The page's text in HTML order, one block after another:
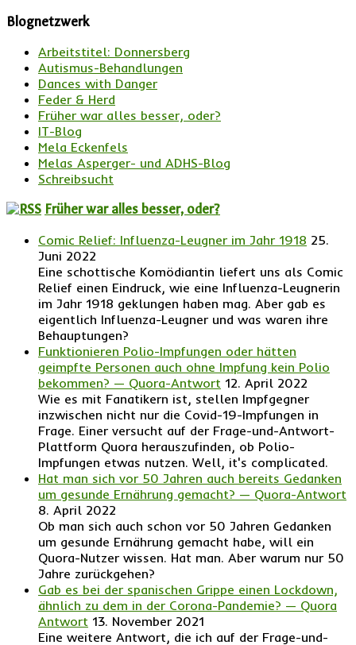
Blognetzwerk
Arbeitstitel: Donnersberg
Autismus-Behandlungen
Dances with Danger
Feder & Herd
Früher war alles besser, oder?
IT-Blog
Mela Eckenfels
Melas Asperger- und ADHS-Blog
Schreibsucht
Früher war alles besser, oder?
Comic Relief: Influenza-Leugner im Jahr 1918 25.
Juni 2022
Eine schottische Komödiantin liefert uns als Comic
Relief einen Eindruck, wie eine Influenza-Leugnerin
im Jahr 1918 geklungen haben mag. Aber gab es
eigentlich Influenza-Leugner und was waren ihre
Behauptungen?
Funktionieren Polio-Impfungen oder hätten
geimpfte Personen auch ohne Impfung kein Polio
bekommen? — Quora-Antwort 12. April 2022
Wie es mit Fanatikern ist, stellen Impfgegner
inzwischen nicht nur die Covid-19-Impfungen in
Frage. Einer versucht auf der Frage-und-Antwort-
Plattform Quora herauszufinden, ob Polio-
Impfungen etwas nutzen. Well, it's complicated.
Hat man sich vor 50 Jahren auch bereits Gedanken
um gesunde Ernährung gemacht? — Quora-Antwort
8. April 2022
Ob man sich auch schon vor 50 Jahren Gedanken
um gesunde Ernährung gemacht habe, will ein
Quora-Nutzer wissen. Hat man. Aber warum nur 50
Jahre zurückgehen?
Gab es bei der spanischen Grippe einen Lockdown,
ähnlich zu dem in der Corona-Pandemie? — Quora
Antwort 13. November 2021
Eine weitere Antwort, die ich auf der Frage-und-